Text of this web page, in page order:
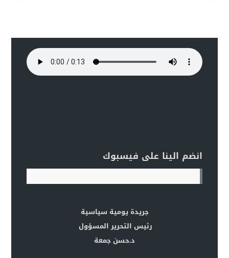
انضم الينا على فيسبوك
جريدة يومية سياسية
رئيس التحرير المسؤول
د.حسن جمعة